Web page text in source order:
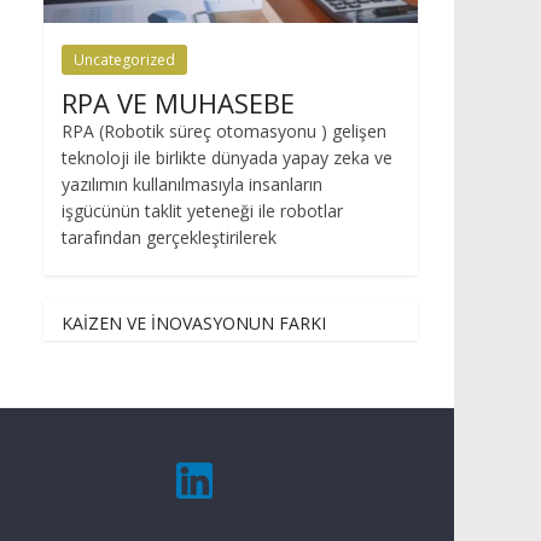
Uncategorized
RPA VE MUHASEBE
RPA (Robotik süreç otomasyonu ) gelişen
teknoloji ile birlikte dünyada yapay zeka ve
yazılımın kullanılmasıyla insanların
işgücünün taklit yeteneği ile robotlar
tarafından gerçekleştirilerek
KAİZEN VE İNOVASYONUN FARKI